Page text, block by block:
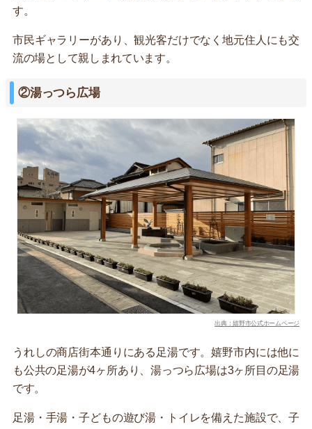
す。
市民ギャラリーがあり、観光客だけでなく地元住人にも交
流の場として親しまれています。
②湯っつら広場
出典：嬉野市公式ホームページ
うれしの商店街本通りにある足湯です。嬉野市内には他に
も公共の足湯が4ヶ所あり、湯っつら広場は3ヶ所目の足湯
です。
足湯・手湯・子どもの遊び湯・トイレを備えた施設で、子